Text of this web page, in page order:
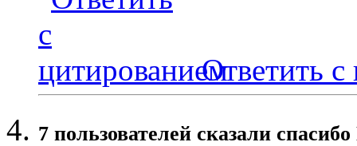
Ответить с
7 пользователей сказали